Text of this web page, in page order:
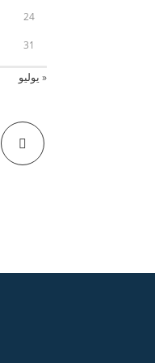
24
31
« يوليو